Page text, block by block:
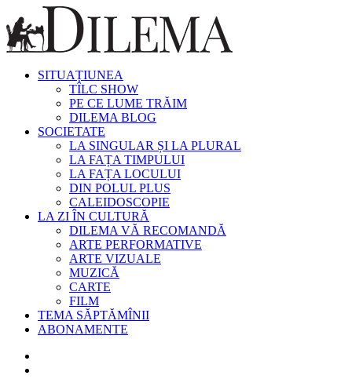
SITUAȚIUNEA
TÎLC SHOW
PE CE LUME TRĂIM
DILEMA BLOG
SOCIETATE
LA SINGULAR ȘI LA PLURAL
LA FAȚA TIMPULUI
LA FAȚA LOCULUI
DIN POLUL PLUS
CALEIDOSCOPIE
LA ZI ÎN CULTURĂ
DILEMA VĂ RECOMANDĂ
ARTE PERFORMATIVE
ARTE VIZUALE
MUZICĂ
CARTE
FILM
TEMA SĂPTĂMÎNII
ABONAMENTE